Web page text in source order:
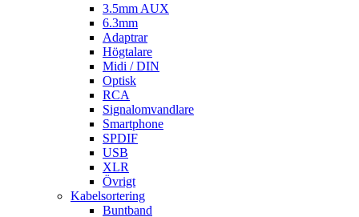
3.5mm AUX
6.3mm
Adaptrar
Högtalare
Midi / DIN
Optisk
RCA
Signalomvandlare
Smartphone
SPDIF
USB
XLR
Övrigt
Kabelsortering
Buntband